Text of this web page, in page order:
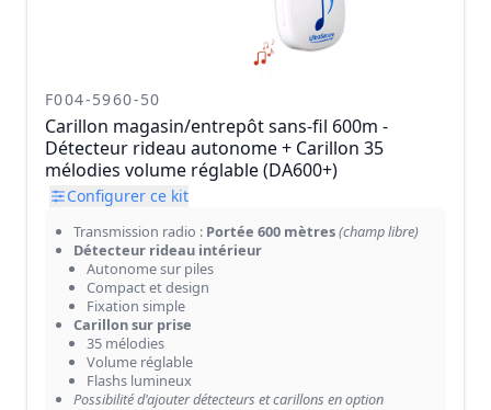
F004-5960-50
Carillon magasin/entrepôt sans-fil 600m -
Détecteur rideau autonome + Carillon 35
mélodies volume réglable (DA600+)
Configurer ce kit
Transmission radio : Portée 600 mètres(champ libre)
Détecteur rideau intérieur
Autonome sur piles
Compact et design
Fixation simple
Carillon sur prise
35 mélodies
Volume réglable
Flashs lumineux
Possibilité d'ajouter détecteurs et carillons en option